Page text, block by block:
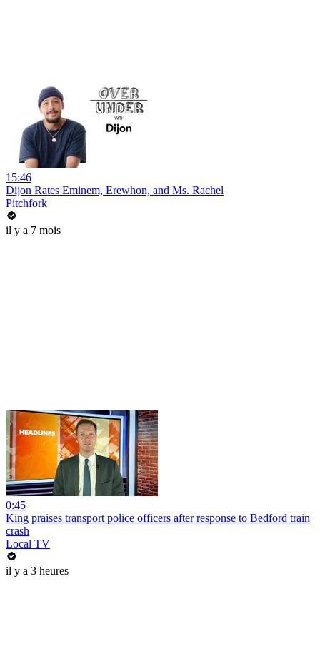
15:46
Dijon Rates Eminem, Erewhon, and Ms. Rachel
Pitchfork
il y a 7 mois
0:45
King praises transport police officers after response to Bedford train
crash
Local TV
il y a 3 heures